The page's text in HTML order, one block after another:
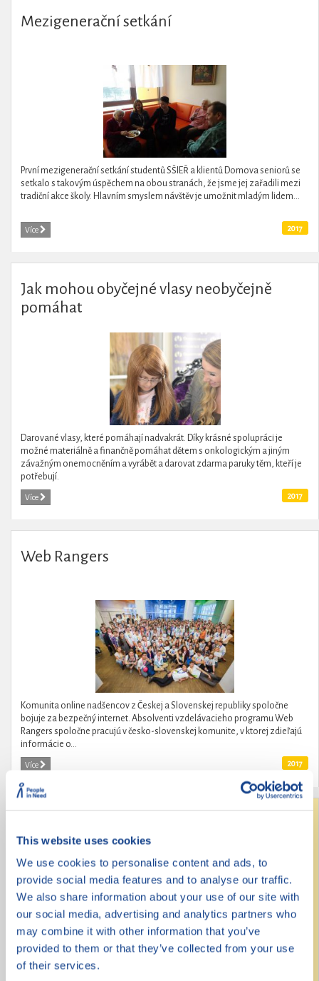
This website uses cookies
We use cookies to personalise content and ads, to
provide social media features and to analyse our traffic.
We also share information about your use of our site with
our social media, advertising and analytics partners who
may combine it with other information that you’ve
provided to them or that they’ve collected from your use
of their services.
Mezigenerační setkání
První mezigenerační setkání studentů SŠIEŘ a klientů Domova seniorů se
setkalo s takovým úspěchem na obou stranách, že jsme jej zařadili mezi
tradiční akce školy. Hlavním smyslem návštěv je umožnit mladým lidem...
Více 2017
Jak mohou obyčejné vlasy neobyčejně
pomáhat
Darované vlasy, které pomáhají nadvakrát. Díky krásné spolupráci je
možné materiálně a finančně pomáhat dětem s onkologickým a jiným
závažným onemocněním a vyrábět a darovat zdarma paruky těm, kteří je
potřebují.
Více 2017
Web Rangers
Komunita online nadšencov z Českej a Slovenskej republiky spoločne
bojuje za bezpečný internet. Absolventi vzdelávacieho programu Web
Rangers spoločne pracujú v česko-slovenskej komunite, v ktorej zdieľajú
informácie o...
Více 2017